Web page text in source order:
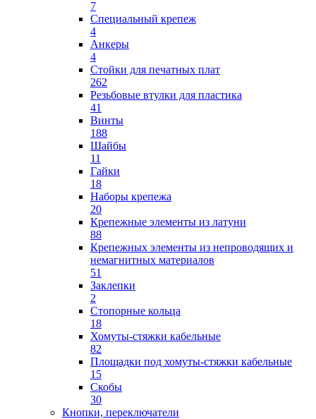
7
Специальный крепеж
4
Анкеры
4
Стойки для печатных плат
262
Резьбовые втулки для пластика
41
Винты
188
Шайбы
11
Гайки
18
Наборы крепежа
20
Крепежные элементы из латуни
88
Крепежных элементы из непроводящих и
немагнитных материалов
51
Заклепки
2
Стопорные кольца
18
Хомуты-стяжки кабельные
82
Площадки под хомуты-стяжки кабельные
15
Скобы
30
Кнопки, переключатели